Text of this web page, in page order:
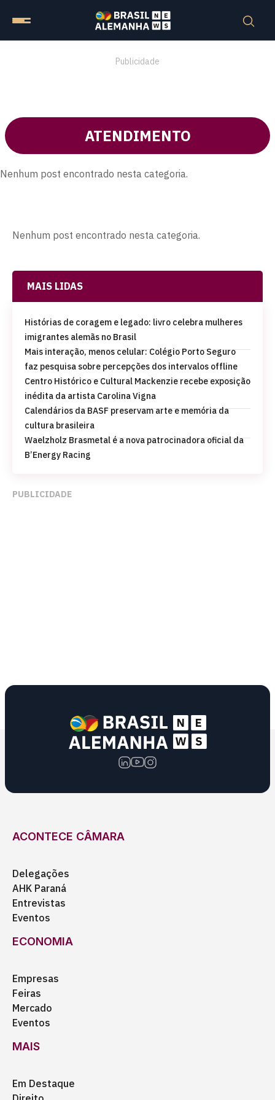
Publicidade
ATENDIMENTO
Nenhum post encontrado nesta categoria.
Nenhum post encontrado nesta categoria.
MAIS LIDAS
Histórias de coragem e legado: livro celebra mulheres
imigrantes alemãs no Brasil
Mais interação, menos celular: Colégio Porto Seguro
faz pesquisa sobre percepções dos intervalos offline
Centro Histórico e Cultural Mackenzie recebe exposição
inédita da artista Carolina Vigna
Calendários da BASF preservam arte e memória da
cultura brasileira
Waelzholz Brasmetal é a nova patrocinadora oficial da
B’Energy Racing
PUBLICIDADE
ACONTECE CÂMARA
Delegações
AHK Paraná
Entrevistas
Eventos
ECONOMIA
Empresas
Feiras
Mercado
Eventos
MAIS
Em Destaque